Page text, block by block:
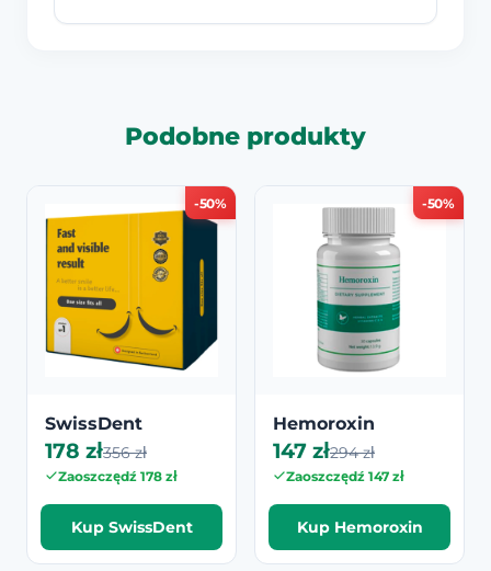
Podobne produkty
-50%
SwissDent
178 zł356 zł
Zaoszczędź 178 zł
Kup SwissDent
-50%
Hemoroxin
147 zł294 zł
Zaoszczędź 147 zł
Kup Hemoroxin